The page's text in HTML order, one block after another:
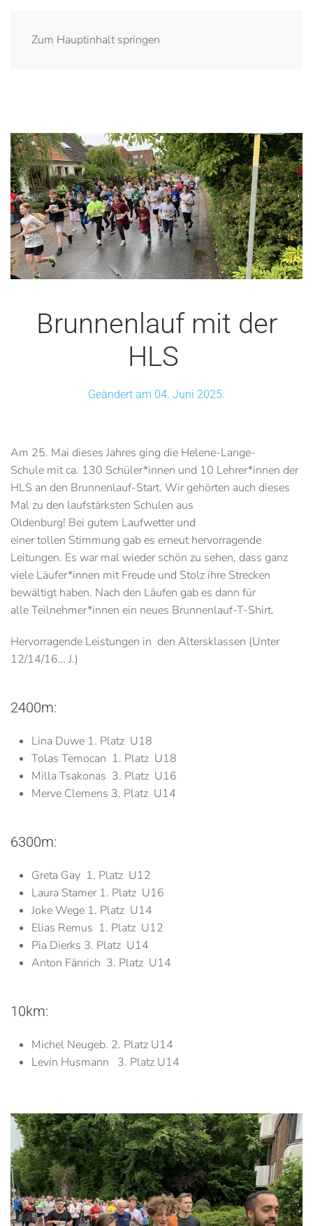
Zum Hauptinhalt springen
Brunnenlauf mit der
HLS
Geändert am 04. Juni 2025.
Am 25. Mai dieses Jahres ging die Helene-Lange-
Schule mit ca. 130 Schüler*innen und 10 Lehrer*innen der
HLS an den Brunnenlauf-Start. Wir gehörten auch dieses
Mal zu den laufstärksten Schulen aus
Oldenburg! Bei gutem Laufwetter und
einer tollen Stimmung gab es erneut hervorragende
Leitungen. Es war mal wieder schön zu sehen, dass ganz
viele Läufer*innen mit Freude und Stolz ihre Strecken
bewältigt haben. Nach den Läufen gab es dann für
alle Teilnehmer*innen ein neues Brunnenlauf-T-Shirt.
Hervorragende Leistungen in den Altersklassen (Unter
12/14/16… J.)
2400m:
Lina Duwe 1. Platz U18
Tolas Temocan 1. Platz U18
Milla Tsakonas 3. Platz U16
Merve Clemens 3. Platz U14
6300m:
Greta Gay 1. Platz U12
Laura Stamer 1. Platz U16
Joke Wege 1. Platz U14
Elias Remus 1. Platz U12
Pia Dierks 3. Platz U14
Anton Fänrich 3. Platz U14
10km:
Michel Neugeb. 2. Platz U14
Levin Husmann 3. Platz U14